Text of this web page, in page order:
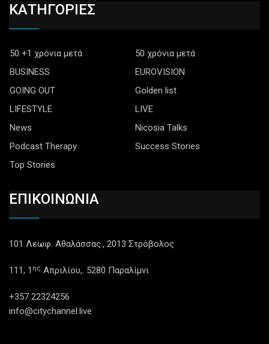
ΚΑΤΗΓΟΡΙΕΣ
50 +1 χρόνια μετά
50 χρόνια μετά
BUSINESS
EUROVISION
GOING OUT
Golden list
LIFESTYLE
LIVE
News
Nicosia Talks
Podcast Therapy
Success Stories
Top Stories
ΕΠΙΚΟΙΝΩΝΙΑ
101 Λεωφ. Αθαλάσσας., 2013 Στρόβολος
111, 1 ης Απριλίου,. 5280 Παραλίμνι
+357 22324256
info@citychannel.live